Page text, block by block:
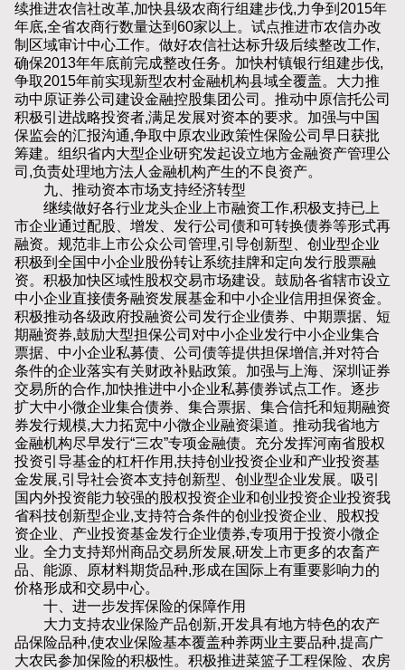
续推进农信社改革,加快县级农商行组建步伐,力争到2015年
年底,全省农商行数量达到60家以上。试点推进市农信办改
制区域审计中心工作。做好农信社达标升级后续整改工作,
确保2013年年底前完成整改任务。加快村镇银行组建步伐,
争取2015年前实现新型农村金融机构县域全覆盖。大力推
动中原证券公司建设金融控股集团公司。推动中原信托公司
积极引进战略投资者,满足发展对资本的要求。加强与中国
保监会的汇报沟通,争取中原农业政策性保险公司早日获批
筹建。组织省内大型企业研究发起设立地方金融资产管理公
司,负责处理地方法人金融机构产生的不良资产。
九、推动资本市场支持经济转型
继续做好各行业龙头企业上市融资工作,积极支持已上
市企业通过配股、增发、发行公司债和可转换债券等形式再
融资。规范非上市公众公司管理,引导创新型、创业型企业
积极到全国中小企业股份转让系统挂牌和定向发行股票融
资。积极加快区域性股权交易市场建设。鼓励各省辖市设立
中小企业直接债务融资发展基金和中小企业信用担保资金。
积极推动各级政府投融资公司发行企业债券、中期票据、短
期融资券,鼓励大型担保公司对中小企业发行中小企业集合
票据、中小企业私募债、公司债等提供担保增信,并对符合
条件的企业落实有关财政补贴政策。加强与上海、深圳证券
交易所的合作,加快推进中小企业私募债券试点工作。逐步
扩大中小微企业集合债券、集合票据、集合信托和短期融资
券发行规模,大力拓宽中小微企业融资渠道。推动我省地方
金融机构尽早发行“三农”专项金融债。充分发挥河南省股权
投资引导基金的杠杆作用,扶持创业投资企业和产业投资基
金发展,引导社会资本支持创新型、创业型企业发展。吸引
国内外投资能力较强的股权投资企业和创业投资企业投资我
省科技创新型企业,支持符合条件的创业投资企业、股权投
资企业、产业投资基金发行企业债券,专项用于投资小微企
业。全力支持郑州商品交易所发展,研发上市更多的农畜产
品、能源、原材料期货品种,形成在国际上有重要影响力的
价格形成和交易中心。
十、进一步发挥保险的保障作用
大力支持农业保险产品创新,开发具有地方特色的农产
品保险品种,使农业保险基本覆盖种养两业主要品种,提高广
大农民参加保险的积极性。积极推进菜篮子工程保险、农房